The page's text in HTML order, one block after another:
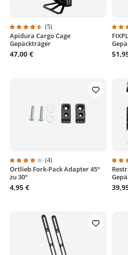
Durchschnittliche Bewertung von
(5)
Apidura Cargo Cage
Gepäckträger
47,00 €
Durchschnittliche Bewertung von 4
(4)
Ortlieb Fork-Pack Adapter 45°
zu 30°
4,95 €